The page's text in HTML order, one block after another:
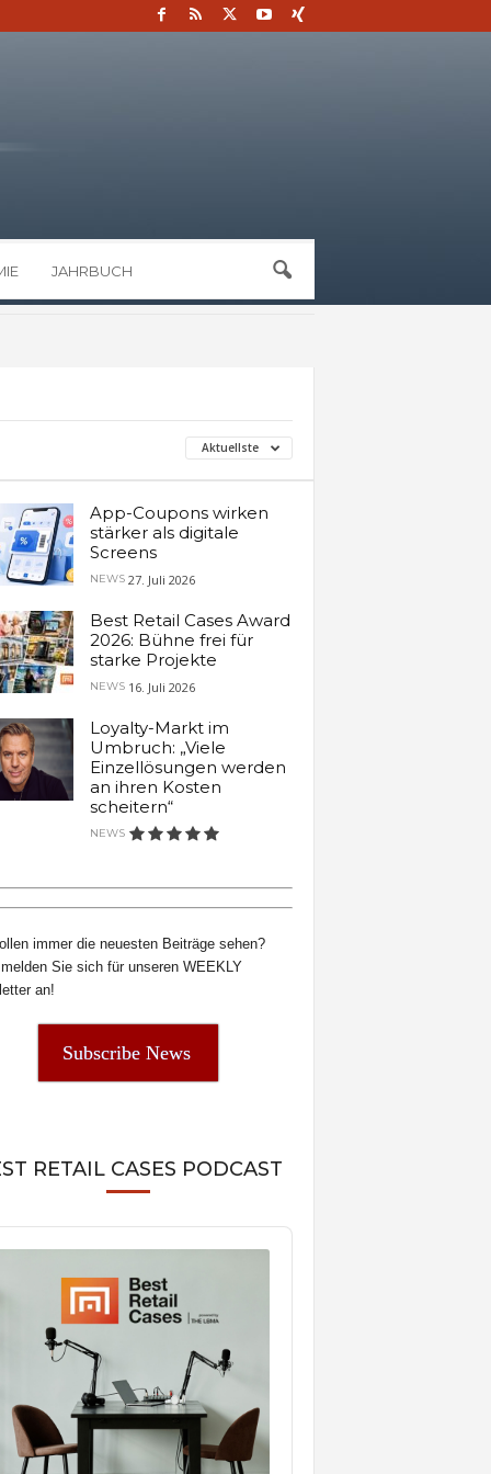
JAHRBUCH
Aktuellste
App-Coupons wirken
stärker als digitale
Screens
NEWS 27. Juli 2026
Best Retail Cases Award
2026: Bühne frei für
starke Projekte
NEWS 16. Juli 2026
Loyalty-Markt im
Umbruch: „Viele
Einzellösungen werden
an ihren Kosten
scheitern“
NEWS
immer die neuesten Beiträge sehen?
melden Sie sich für unseren WEEKLY
an!
Subscribe News
RETAIL CASES PODCAST